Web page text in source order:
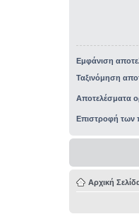
Εμφάνιση
Ταξινόμηση
Αποτελέσματα
Επιστροφή των
Αρχική